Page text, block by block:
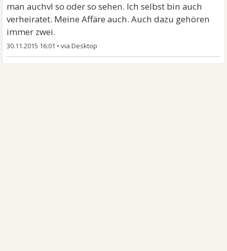
man auchvl so oder so sehen. Ich selbst bin auch
verheiratet. Meine Affäre auch. Auch dazu gehören
immer zwei.
30.11.2015 16:01 •